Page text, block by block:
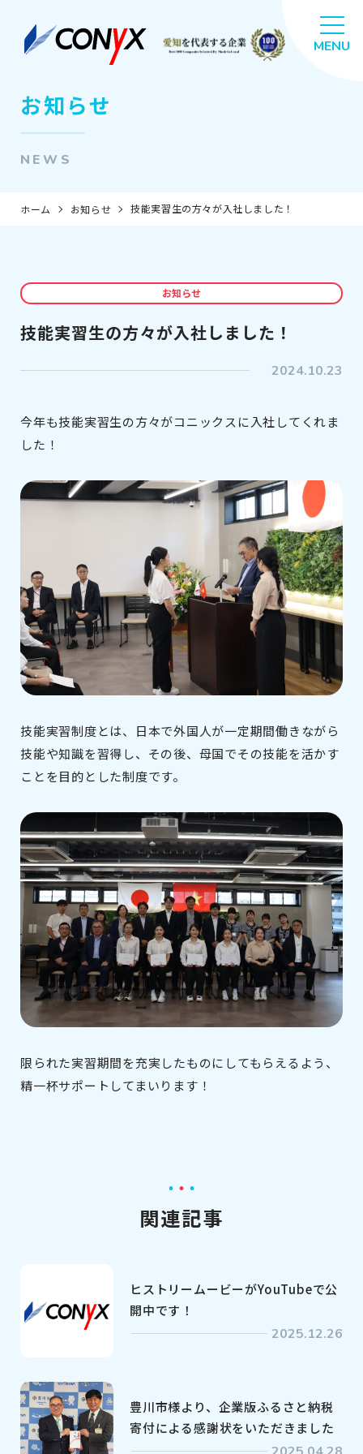
お知らせ
NEWS
ホーム お知らせ 技能実習生の方々が入社しました！
お知らせ
技能実習生の方々が入社しました！
2024.10.23
今年も技能実習生の方々がコニックスに入社してくれま
した！
技能実習制度とは、日本で外国人が一定期間働きながら
技能や知識を習得し、その後、母国でその技能を活かす
ことを目的とした制度です。
限られた実習期間を充実したものにしてもらえるよう、
精一杯サポートしてまいります！
関連記事
ヒストリームービーがYouTubeで公
開中です！
2025.12.26
豊川市様より、企業版ふるさと納税
寄付による感謝状をいただきました